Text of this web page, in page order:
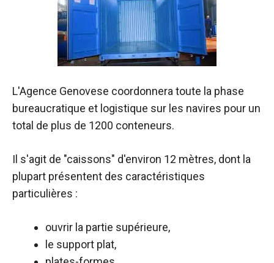
L'Agence Genovese coordonnera toute la phase
bureaucratique et logistique sur les navires pour un
total de plus de 1200 conteneurs.
Il s'agit de "caissons" d'environ 12 mètres, dont la
plupart présentent des caractéristiques
particulières :
ouvrir la partie supérieure,
le support plat,